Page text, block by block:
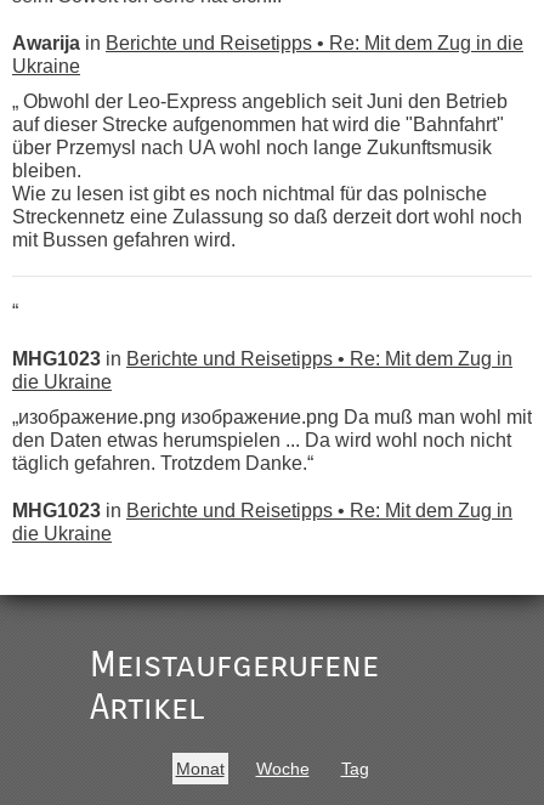
Awarija in Berichte und Reisetipps • Re: Mit dem Zug in die
Ukraine
„ Obwohl der Leo-Express angeblich seit Juni den Betrieb
auf dieser Strecke aufgenommen hat wird die "Bahnfahrt"
über Przemysl nach UA wohl noch lange Zukunftsmusik
bleiben.
Wie zu lesen ist gibt es noch nichtmal für das polnische
Streckennetz eine Zulassung so daß derzeit dort wohl noch
mit Bussen gefahren wird.
“
MHG1023 in Berichte und Reisetipps • Re: Mit dem Zug in
die Ukraine
„изображение.png изображение.png Da muß man wohl mit
den Daten etwas herumspielen ... Da wird wohl noch nicht
täglich gefahren. Trotzdem Danke.“
MHG1023 in Berichte und Reisetipps • Re: Mit dem Zug in
die Ukraine
Ist korrekt, aber ich finde man hätte trotzdem im Text gleich
darauf hinweisen können.
War aber nicht "böse" gemeint ...
buchbar - warum auch immer ...
Hab´s versucht - bekomme aber immer angezeigt "auf dieser
Meistaufgerufene
Artikel
Monat Woche Tag